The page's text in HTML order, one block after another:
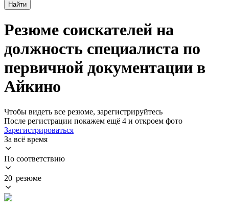
Найти
Резюме соискателей на
должность специалиста по
первичной документации в
Айкино
Чтобы видеть все резюме, зарегистрируйтесь
После регистрации покажем ещё 4 и откроем фото
Зарегистрироваться
За всё время
По соответствию
20 резюме